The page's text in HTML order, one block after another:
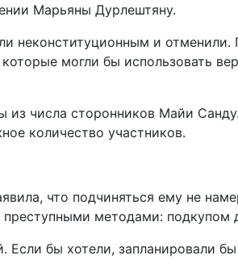
Марьяны Дурлештяну.
неконституционным и отменили.
могли бы использовать
из числа сторонников Майи
количество участников.
что подчиняться ему не
методами:
Если бы хотели, запланировали